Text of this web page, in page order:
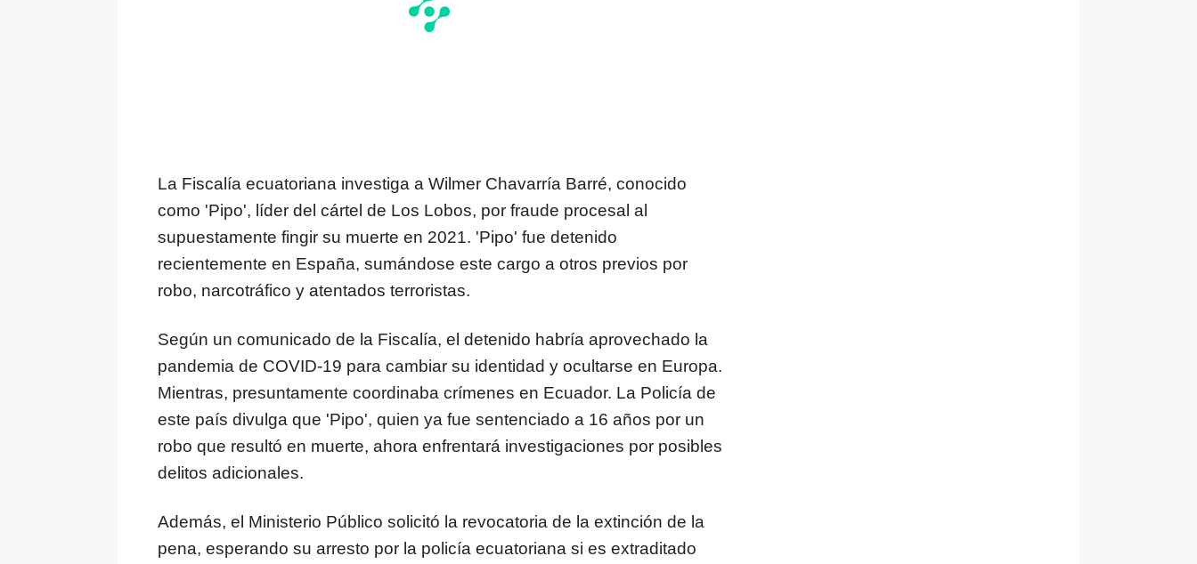
La Fiscalía ecuatoriana investiga a Wilmer Chavarría Barré, conocido
como 'Pipo', líder del cártel de Los Lobos, por fraude procesal al
supuestamente fingir su muerte en 2021. 'Pipo' fue detenido
recientemente en España, sumándose este cargo a otros previos por
robo, narcotráfico y atentados terroristas.
Según un comunicado de la Fiscalía, el detenido habría aprovechado la
pandemia de COVID-19 para cambiar su identidad y ocultarse en Europa.
Mientras, presuntamente coordinaba crímenes en Ecuador. La Policía de
este país divulga que 'Pipo', quien ya fue sentenciado a 16 años por un
robo que resultó en muerte, ahora enfrentará investigaciones por posibles
delitos adicionales.
Además, el Ministerio Público solicitó la revocatoria de la extinción de la
pena, esperando su arresto por la policía ecuatoriana si es extraditado